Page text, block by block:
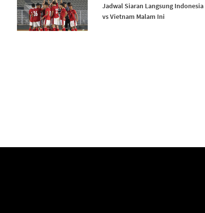
Jadwal Siaran Langsung Indonesia
vs Vietnam Malam Ini